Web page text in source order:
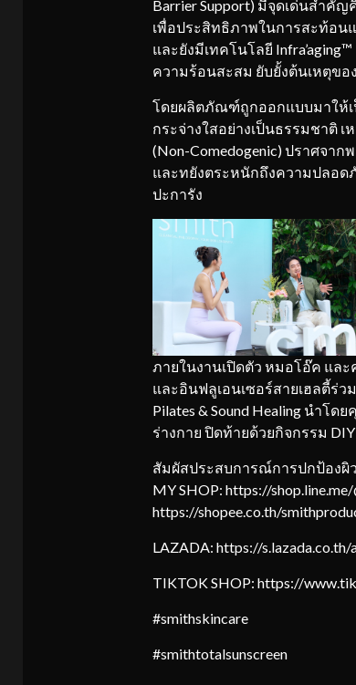
Barrier Support) มีจุดเด่นสำคั
เพื่อประสิทธิภาพในการสะท้อนแ
และยังมีเทคโนโลยี
ความร้อนสะสม ยับยั้งต้นเหตุขอ
โดยผลิตภัณฑ์ถูกออกแบบมาให้เ
กระจ่างใสอย่างเป็นธรรมชาติ
(Non-Comedogenic) ปราศจา
และทยังตระหนักถึงความปลอดภั
ปะการัง
ภายในงานเปิดตัว หมอโอ๊ค แล
และอินฟลูเอนเซอร์สายเฮลตี้ร่
Pilates & Sound Healing นำโ
ร่างกาย ปิดท้ายด้วยกิจกรรม
สัมผัสประสบการณ์การปกป้องผิว
MY SHOP: https://
https://shopee.co.th/
LAZADA: https://s.lazada.co.th/
TIKTOK SHOP: https://
#smithskincare
#smithtotalsunscreen